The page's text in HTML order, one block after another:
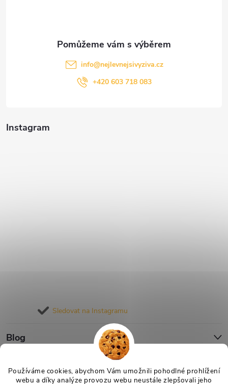
Používáme cookies, abychom Vám umožnili pohodlné prohlížení
webu a díky analýze provozu webu neustále zlepšovali jeho
Instagram
Sledovat na Instagramu
Blog
Informace pro vás
info@nejlevnejsivyziva.cz
+420 603 718 083